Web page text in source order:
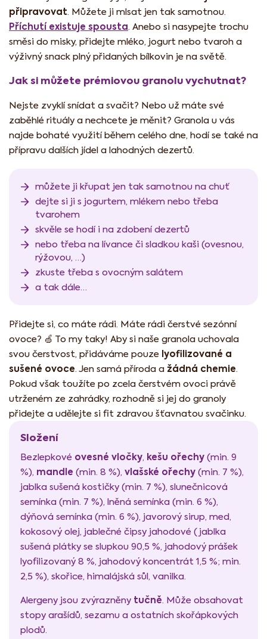
připravovat. Můžete ji mlsat jen tak samotnou.
Příchutí existuje spousta. Anebo si nasypejte trochu
směsi do misky, přidejte mléko, jogurt nebo tvaroh a
výživný snack plný přidaných bílkovin je na světě.
Jak si můžete prémiovou granolu vychutnat?
Nejste zvyklí snídat a svačit? Nebo už máte své
zaběhlé rituály a nechcete je měnit? Granola u vás
najde bohaté využití během celého dne, hodí se také na
přípravu dalších jídel a lahodných dezertů.
můžete ji křupat jen tak samotnou na chuť
dejte si ji s jogurtem, mlékem nebo třeba
tvarohem
skvěle se hodí i na zdobení dezertů
nebo třeba na lívance či sladkou kaši (ovesnou,
rýžovou, …)
zkuste třeba s ovocným salátem
a tak dále…
Přidejte si, co máte rádi. Máte rádi čerstvé sezónní
ovoce? 🍏 To my taky! Aby si naše granola uchovala
svou čerstvost, přidáváme pouze lyofilizované a
sušené ovoce. Jen samá příroda a žádná chemie.
Pokud však toužíte po zcela čerstvém ovoci právě
utrženém ze zahrádky, rozhodně si jej do granoly
přidejte a udělejte si fit zdravou šťavnatou svačinku.
Složení
Bezlepkové ovesné vločky, kešu ořechy (min. 9
%), mandle (min. 8 %), vlašské ořechy (min. 7 %),
jablka sušená kostičky (min. 7 %), slunečnicová
semínka (min. 7 %), lněná semínka (min. 6 %),
dýňová semínka (min. 6 %), javorový sirup, med,
kokosový olej, jablečné čipsy jahodové (jablka
sušená plátky se slupkou 90,5 %, jahodový prášek
lyofilizovaný 8 %, jahodový koncentrát 1,5 %; min.
2,5 %), skořice, himalájská sůl, vanilka.
Alergeny jsou zvýrazněny tučně. Může obsahovat
stopy arašídů, sezamu a ostatních skořápkových
plodů.